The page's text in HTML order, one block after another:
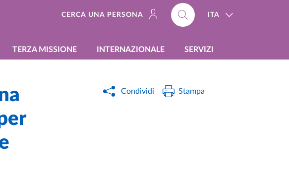
CERCA UNA PERSONA ITA
TERZA MISSIONE INTERNAZIONALE SERVIZI
Condividi Stampa